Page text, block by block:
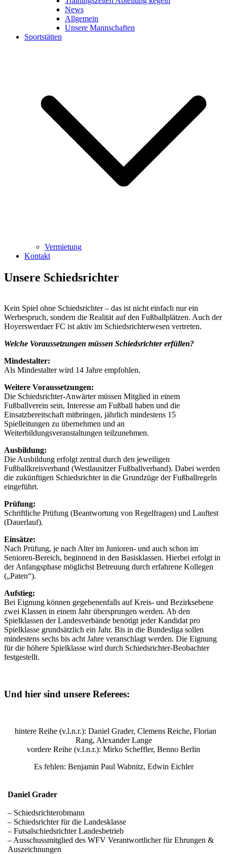
News
Allgemein
Unsere Mannschaften
Sportstätten
Vermietung
Kontakt
Unsere Schiedsrichter
Kein Spiel ohne Schiedsrichter – das ist nicht einfach nur ein
Werbespruch, sondern die Realität auf den Fußballplätzen. Auch der
Hoyerswerdaer FC ist aktiv im Schiedsrichterwesen vertreten.
Welche Voraussetzungen müssen Schiedsrichter erfüllen?
Mindestalter:
Als Mindestalter wird 14 Jahre empfohlen.
Weitere Voraussetzungen:
Die Schiedsrichter-Anwärter müssen Mitglied in einem
Fußballverein sein, Interesse am Fußball haben und die
Einsatzbereitschaft mitbringen, jährlich mindestens 15
Spielleitungen zu übernehmen und an
Weiterbildungsveranstaltungen teilzunehmen.
Ausbildung:
Die Ausbildung erfolgt zentral durch den jeweiligen
Fußballkreisverband (Westlausitzer Fußballverband). Dabei werden
die zukünftigen Schiedsrichter in die Grundzüge der Fußballregeln
eingeführt.
Prüfung:
Schriftliche Prüfung (Beantwortung von Regelfragen) und Lauftest
(Dauerlauf).
Einsätze:
Nach Prüfung, je nach Alter im Junioren- und auch schon im
Senioren-Bereich, beginnend in den Basisklassen. Hierbei erfolgt in
der Anfangsphase möglichst Betreuung durch erfahrene Kollegen
(„Paten“).
Aufstieg:
Bei Eignung können gegebenenfalls auf Kreis- und Bezirksebene
zwei Klassen in einem Jahr übersprungen werden. Ab den
Spielklassen der Landesverbände benötigt jeder Kandidat pro
Spielklasse grundsätzlich ein Jahr. Bis in die Bundesliga sollen
mindestens sechs bis acht Jahre veranschlagt werden. Die Eignung
für die höhere Spielklasse wird durch Schiedsrichter-Beobachter
festgestellt.
Und hier sind unsere Referees:
hintere Reihe (v.l.n.r.): Daniel Grader, Clemens Reiche, Florian
Rang, Alexander Lange
vordere Reihe (v.l.n.r.): Mirko Scheffler, Benno Berlin
Es fehlen: Benjamin Paul Wabnitz, Edwin Eichler
Daniel Grader
– Schiedsrichterobmann
– Schiedsrichter für die Landesklasse
– Futsalschiedsrichter Landesbetrieb
– Ausschussmitglied des WFV Verantwortlicher für Ehrungen &
Auszeichnungen